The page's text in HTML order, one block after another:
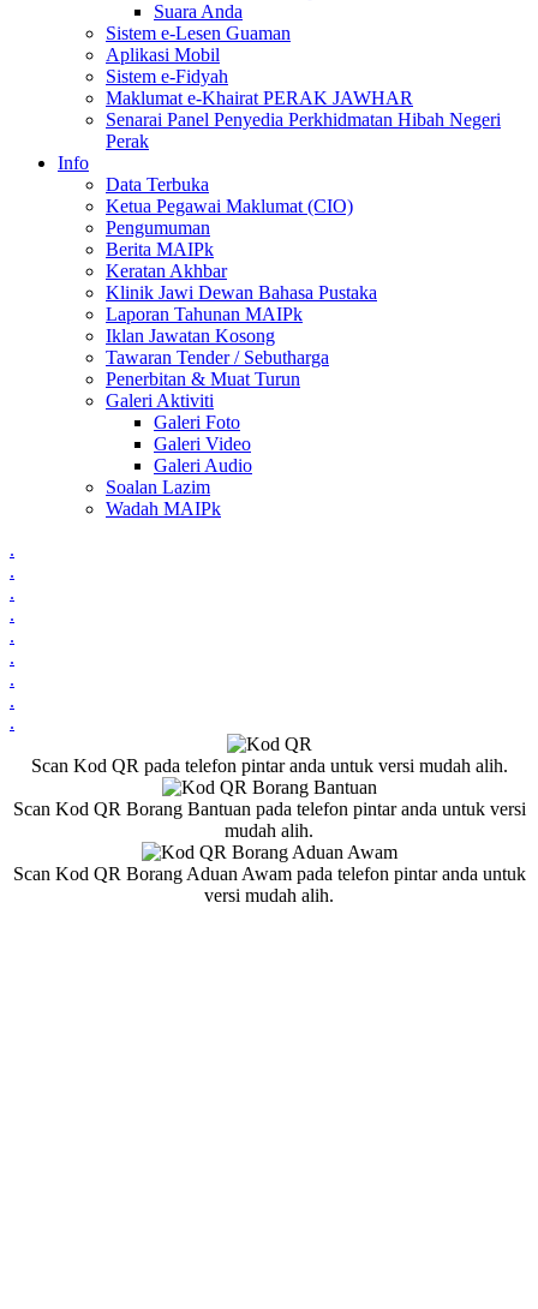
Suara Anda
Sistem e-Lesen Guaman
Aplikasi Mobil
Sistem e-Fidyah
Maklumat e-Khairat PERAK JAWHAR
Senarai Panel Penyedia Perkhidmatan Hibah Negeri
Perak
Info
Data Terbuka
Ketua Pegawai Maklumat (CIO)
Pengumuman
Berita MAIPk
Keratan Akhbar
Klinik Jawi Dewan Bahasa Pustaka
Laporan Tahunan MAIPk
Iklan Jawatan Kosong
Tawaran Tender / Sebutharga
Penerbitan & Muat Turun
Galeri Aktiviti
Galeri Foto
Galeri Video
Galeri Audio
Soalan Lazim
Wadah MAIPk
.
.
.
.
.
.
.
.
.
Scan Kod QR pada telefon pintar anda untuk versi mudah alih.
Scan Kod QR Borang Bantuan pada telefon pintar anda untuk versi
mudah alih.
Scan Kod QR Borang Aduan Awam pada telefon pintar anda untuk
versi mudah alih.